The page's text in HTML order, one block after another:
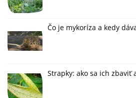
Čo je mykoríza a kedy
Strapky: ako sa ich zbaviť